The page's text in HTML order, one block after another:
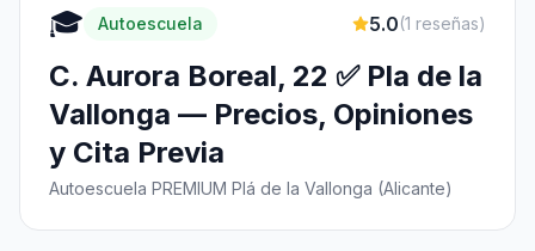
🎓 Autoescuela 5.0(1 reseñas)
C. Aurora Boreal, 22 ✅ Pla de la
Vallonga — Precios, Opiniones
y Cita Previa
Autoescuela PREMIUM Plá de la Vallonga (Alicante)